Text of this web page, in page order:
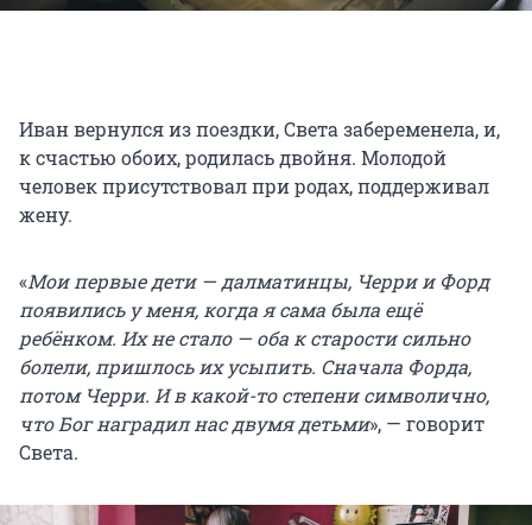
Иван вернулся из поездки, Света забеременела, и,
к счастью обоих, родилась двойня. Молодой
человек присутствовал при родах, поддерживал
жену.
«Мои первые дети — далматинцы, Черри и Форд
появились у меня, когда я сама была ещё
ребёнком. Их не стало — оба к старости сильно
болели, пришлось их усыпить. Сначала Форда,
потом Черри. И в какой-то степени символично,
что Бог наградил нас двумя детьми», — говорит
Света.